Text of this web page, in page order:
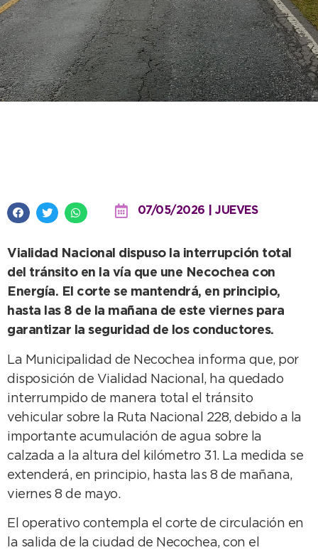
07/05/2026 | JUEVES
Vialidad Nacional dispuso la interrupción total
del tránsito en la vía que une Necochea con
Energía. El corte se mantendrá, en principio,
hasta las 8 de la mañana de este viernes para
garantizar la seguridad de los conductores.
La Municipalidad de Necochea informa que, por
disposición de Vialidad Nacional, ha quedado
interrumpido de manera total el tránsito
vehicular sobre la Ruta Nacional 228, debido a la
importante acumulación de agua sobre la
calzada a la altura del kilómetro 31. La medida se
extenderá, en principio, hasta las 8 de mañana,
viernes 8 de mayo.
El operativo contempla el corte de circulación en
la salida de la ciudad de Necochea, con el